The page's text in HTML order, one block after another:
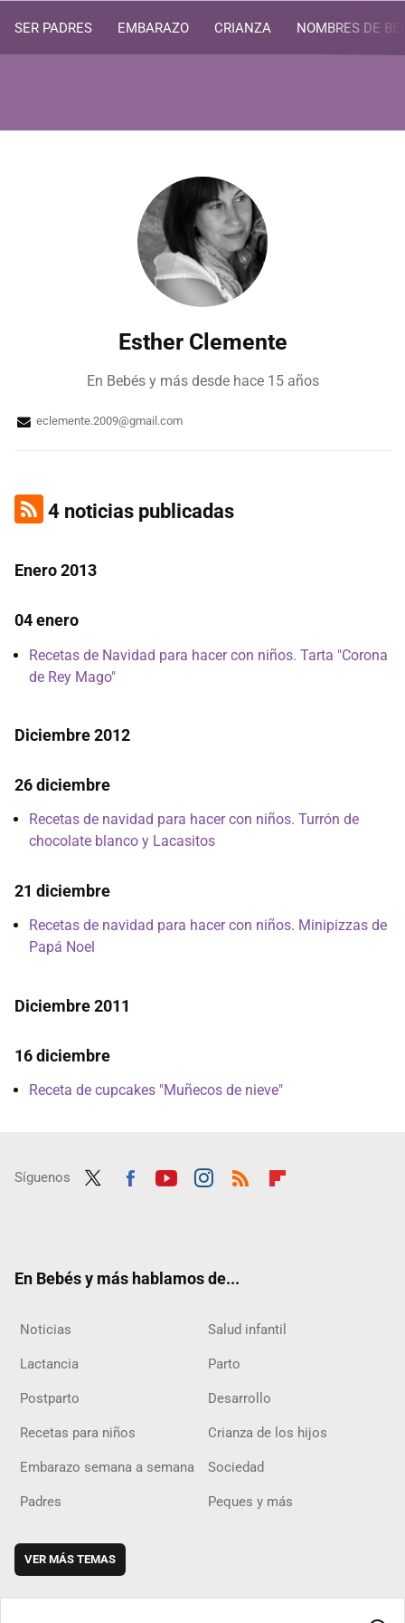
SER PADRES EMBARAZO CRIANZA NOMBRES DE
Esther Clemente
En Bebés y más desde hace 15 años
eclemente.2009@gmail.com
4 noticias publicadas
Enero 2013
04 enero
Recetas de Navidad para hacer con niños. Tarta "Corona
de Rey Mago"
Diciembre 2012
26 diciembre
Recetas de navidad para hacer con niños. Turrón de
chocolate blanco y Lacasitos
21 diciembre
Recetas de navidad para hacer con niños. Minipizzas de
Papá Noel
Diciembre 2011
16 diciembre
Receta de cupcakes "Muñecos de nieve"
Síguenos
En Bebés y más hablamos de...
Noticias Salud infantil
Lactancia Parto
Postparto Desarrollo
Recetas para niños Crianza de los hijos
Embarazo semana a semana Sociedad
Padres Peques y más
VER MÁS TEMAS